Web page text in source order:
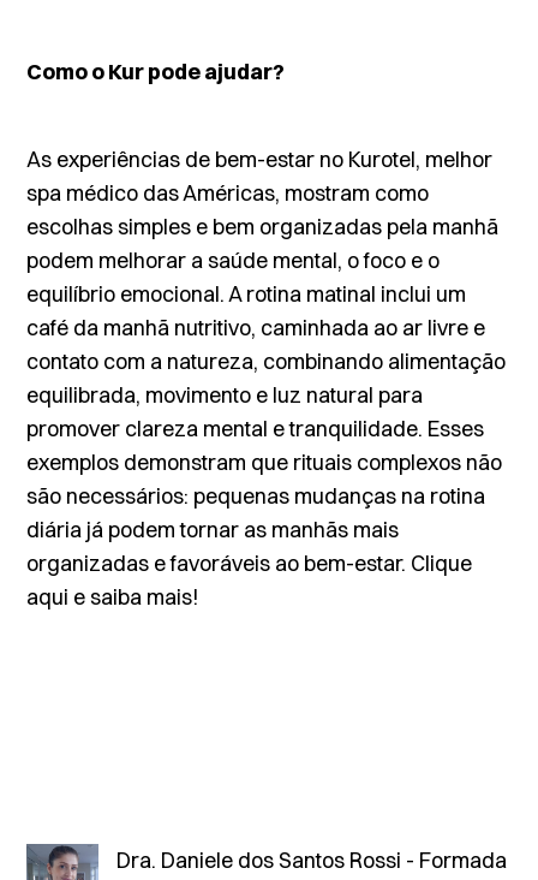
Como o Kur pode ajudar?
As experiências de bem-estar no Kurotel, melhor
spa médico das Américas, mostram como
escolhas simples e bem organizadas pela manhã
podem melhorar a saúde mental, o foco e o
equilíbrio emocional. A rotina matinal inclui um
café da manhã nutritivo, caminhada ao ar livre e
contato com a natureza, combinando alimentação
equilibrada, movimento e luz natural para
promover clareza mental e tranquilidade. Esses
exemplos demonstram que rituais complexos não
são necessários: pequenas mudanças na rotina
diária já podem tornar as manhãs mais
organizadas e favoráveis ao bem-estar. Clique
aqui e saiba mais!
Dra. Daniele dos Santos Rossi - Formada